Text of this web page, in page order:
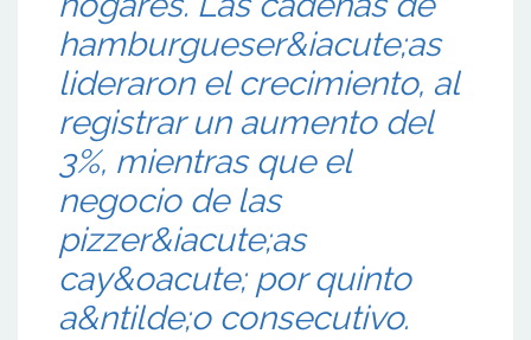
hamburgueser&iacute;as
lideraron el crecimiento, al
registrar un aumento del
3%, mientras que el
negocio de las
pizzer&iacute;as
cay&oacute; por quinto
a&ntilde;o consecutivo.